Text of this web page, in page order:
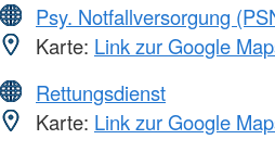
Psy. Notfallversorgung
Karte: Link zur Google
Rettungsdienst
Karte: Link zur Google